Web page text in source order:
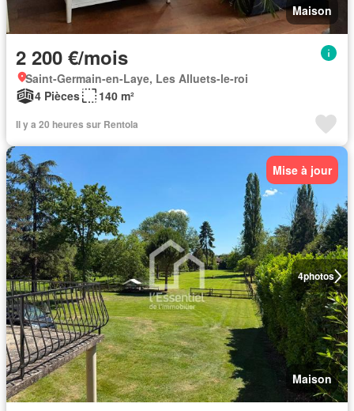
Maison
2 200 €/mois
Saint-Germain-en-Laye, Les Alluets-le-roi
4 Pièces
140 m²
Il y a 20 heures sur Rentola
4photos
Mise à jour
Maison